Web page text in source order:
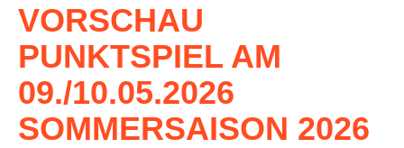
VORSCHAU
PUNKTSPIEL AM
09./10.05.2026
SOMMERSAISON 2026